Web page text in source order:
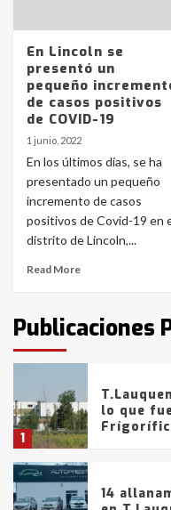
En Lincoln se
presentó un
pequeño
de casos positivos
de COVID-19
1 junio, 2022
En los últimos días, se ha
presentado un pequeño
incremento de casos
positivos de Covid-19 en
distrito de Lincoln,...
Read More
Publicaciones
4
5
Los
La
6
La Bolsa
Blanca
con
de la
fueron
tarde del
1
lo que
14